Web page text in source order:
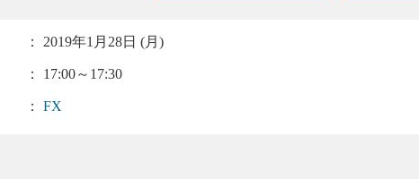
： 2019年1月28日 (月)
： 17:00～17:30
：FX